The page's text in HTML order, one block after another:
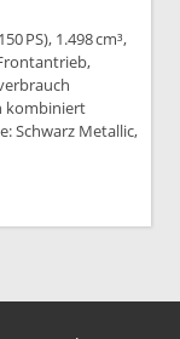
PS), 1.498 cm³,
kombiniert
Schwarz Metallic,